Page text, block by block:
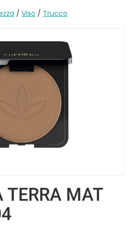
/ Viso / Trucco
TERRA MAT